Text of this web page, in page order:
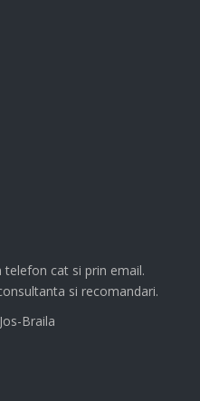
cat si prin email.
si recomandari.
Braila